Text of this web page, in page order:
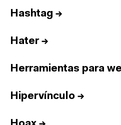
Hashtag →
Hater→
Herramientas para
Hipervínculo →